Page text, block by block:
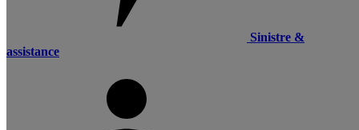
Sinistre &
assistance